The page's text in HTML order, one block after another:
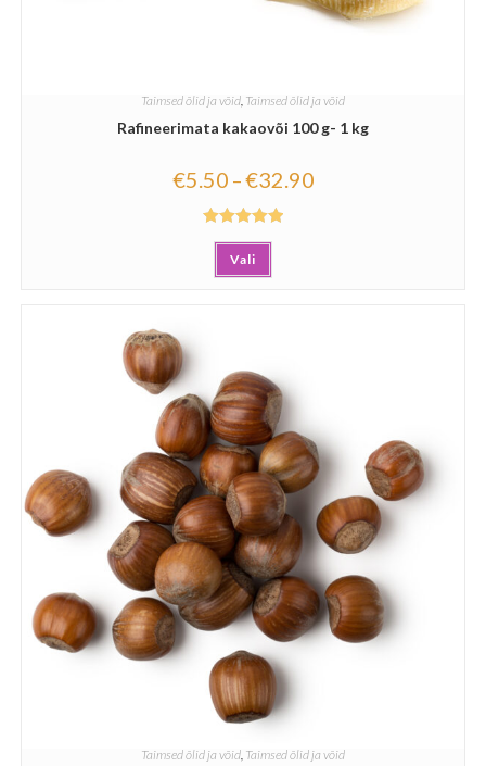
Taimsed õlid ja võid, Taimsed õlid ja võid
Rafineerimata kakaovõi 100 g- 1 kg
€5.50 –€32.90
Hinnanguga
5.00/ 5
Vali
Taimsed õlid ja võid, Taimsed õlid ja võid